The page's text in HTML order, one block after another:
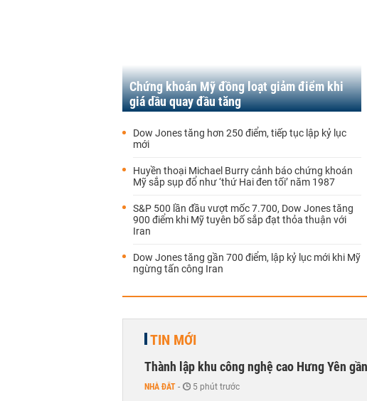
Chứng khoán Mỹ đồng loạt giảm điểm khi
giá dầu quay đầu tăng
Dow Jones tăng hơn 250 điểm, tiếp tục lập kỷ lục
mới
Huyền thoại Michael Burry cảnh báo chứng khoán
Mỹ sắp sụp đổ như ‘thứ Hai đen tối’ năm 1987
S&P 500 lần đầu vượt mốc 7.700, Dow Jones tăng
900 điểm khi Mỹ tuyên bố sắp đạt thỏa thuận với
Iran
Dow Jones tăng gần 700 điểm, lập kỷ lục mới khi Mỹ
ngừng tấn công Iran
TIN MỚI
Thành lập khu công nghệ cao Hưng Yên
NHÀ ĐẤT - 5 phút trước